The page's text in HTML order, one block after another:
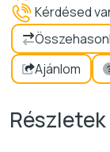
Kérdésed
Ajánlom
Részletek